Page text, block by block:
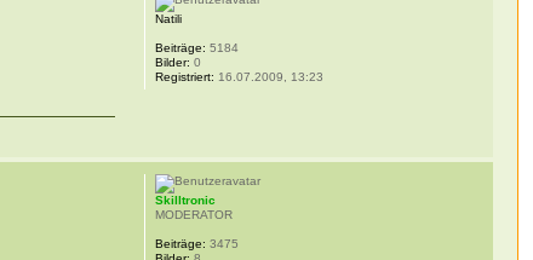
Natili
Beiträge: 5184
Bilder: 0
Registriert: 16.07.2009, 13:23
Skilltronic
MODERATOR
Beiträge: 3475